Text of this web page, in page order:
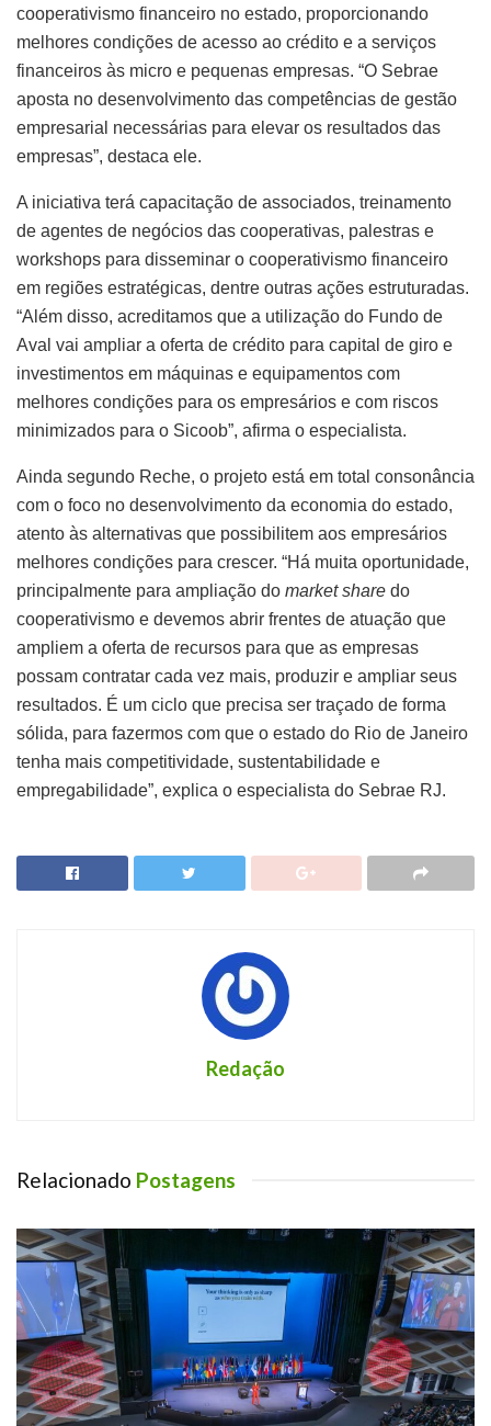
cooperativismo financeiro no estado, proporcionando
melhores condições de acesso ao crédito e a serviços
financeiros às micro e pequenas empresas. “O Sebrae
aposta no desenvolvimento das competências de gestão
empresarial necessárias para elevar os resultados das
empresas”, destaca ele.
A iniciativa terá capacitação de associados, treinamento
de agentes de negócios das cooperativas, palestras e
workshops para disseminar o cooperativismo financeiro
em regiões estratégicas, dentre outras ações estruturadas.
“Além disso, acreditamos que a utilização do Fundo de
Aval vai ampliar a oferta de crédito para capital de giro e
investimentos em máquinas e equipamentos com
melhores condições para os empresários e com riscos
minimizados para o Sicoob”, afirma o especialista.
Ainda segundo Reche, o projeto está em total consonância
com o foco no desenvolvimento da economia do estado,
atento às alternativas que possibilitem aos empresários
melhores condições para crescer. “Há muita oportunidade,
principalmente para ampliação do market share do
cooperativismo e devemos abrir frentes de atuação que
ampliem a oferta de recursos para que as empresas
possam contratar cada vez mais, produzir e ampliar seus
resultados. É um ciclo que precisa ser traçado de forma
sólida, para fazermos com que o estado do Rio de Janeiro
tenha mais competitividade, sustentabilidade e
empregabilidade”, explica o especialista do Sebrae RJ.
Redação
Relacionado Postagens